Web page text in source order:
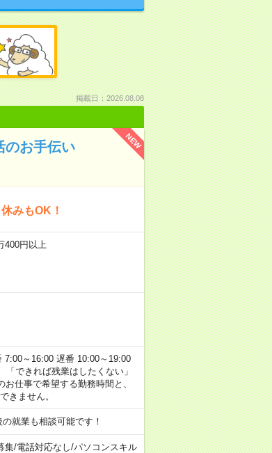
掲載日：2026.08.08
NEW
のお手伝い
みもOK！
円以上
～16:00 遅番 10:00～19:00
できれば残業はしたくない」
仕事で希望する勤務時間と、
きません。
就業も相談可能です！
集/電話対応なし/パソコンスキル